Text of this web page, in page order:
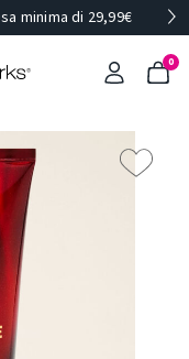
minima di 29,99€
0